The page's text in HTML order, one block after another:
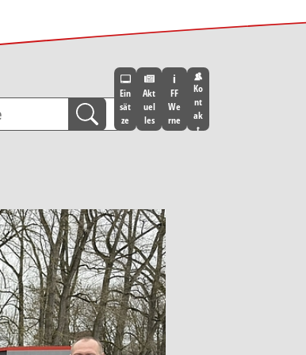
Ein
sät
ze
Akt
uel
les
FF
We
rne
Ko
nt
ak
t